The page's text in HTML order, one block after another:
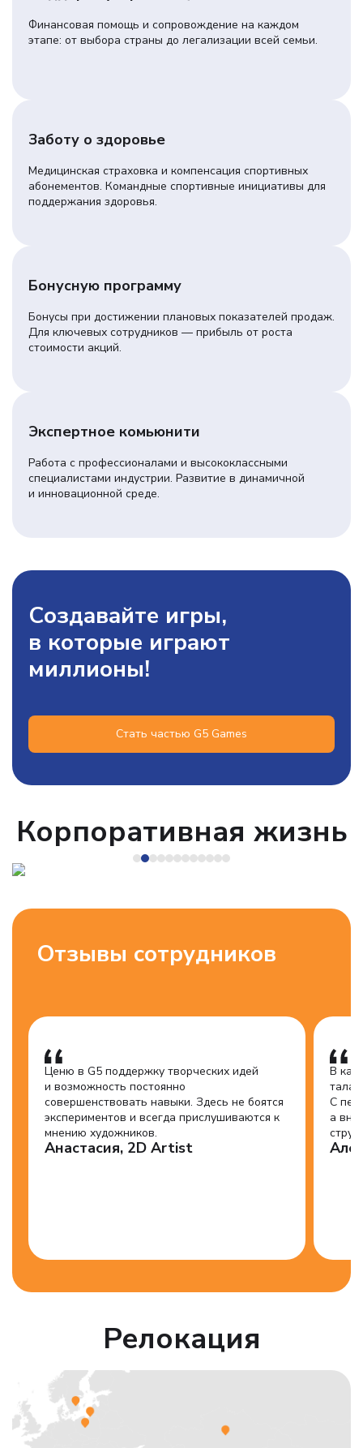
Финансовая помощь и сопровождение на каждом
этапе: от выбора страны до легализации всей семьи.
Заботу о здоровье
Медицинская страховка и компенсация спортивных
абонементов. Командные спортивные инициативы для
поддержания здоровья.
Бонусную программу
Бонусы при достижении плановых показателей продаж.
Для ключевых сотрудников — прибыль от роста
стоимости акций.
Экспертное комьюнити
Работа с профессионалами и высококлассными
специалистами индустрии. Развитие в динамичной
и инновационной среде.
Создавайте игры,
в которые играют
миллионы!
Стать частью G5 Games
Корпоративная жизнь
Отзывы сотрудников
Ценю в G5 поддержку творческих идей
и возможность постоянно
совершенствовать навыки. Здесь не боятся
экспериментов и всегда прислушиваются к
мнению художников.
Анастасия, 2D Artist
В
С
а
Релокация